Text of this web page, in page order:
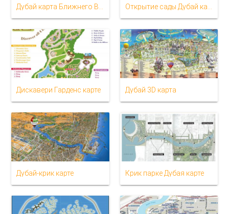
Дубай карта Ближнего Востока Открытие сады Дубай карта
Дискавери Гарденс карте Дубай 3D карта
Дубай-крик карте Крик парке Дубая карте